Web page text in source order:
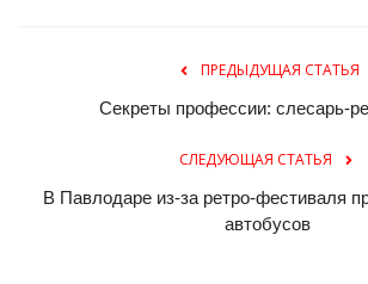
ПРЕДЫДУЩАЯ СТАТЬЯ
Секреты профессии: слесарь-
СЛЕДУЮЩАЯ СТАТЬЯ
В Павлодаре из-за ретро-фестиваля
автобусов